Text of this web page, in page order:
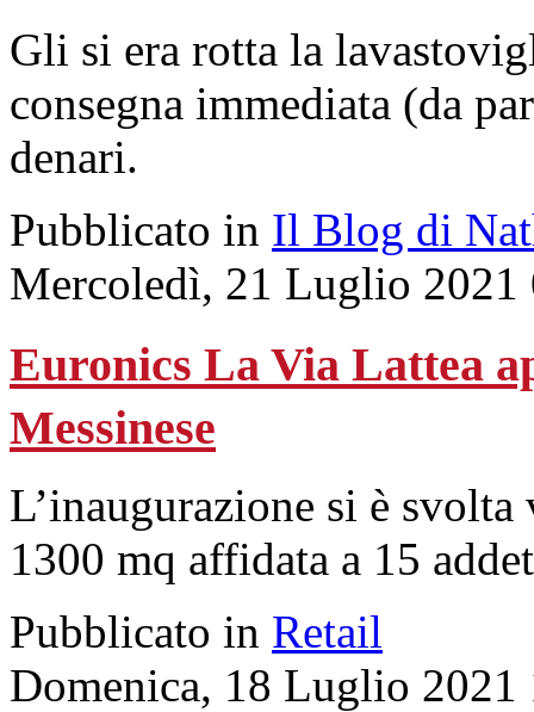
Gli si era rotta la
consegna immediata (da
denari.
Pubblicato in Il Blog di
Mercoledì, 21 Luglio 2021
Euronics La Via Lattea
Messinese
L’inaugurazione si è
1300 mq affidata a 15
Pubblicato in Retail
Domenica, 18 Luglio 2021